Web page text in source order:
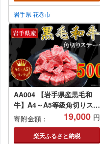
岩手県 花巻市
AA004 【岩手県産黒毛和
牛】A4～A5等級角切りステ
ーキ 500g バラ凍結
寄附金額： 19,000 円
楽天ふるさと納税